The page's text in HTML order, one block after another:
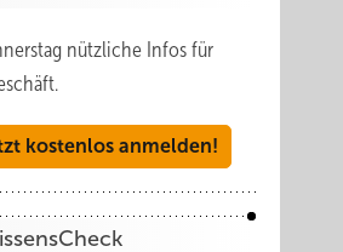
nützliche Infos für
kostenlos anmelden!